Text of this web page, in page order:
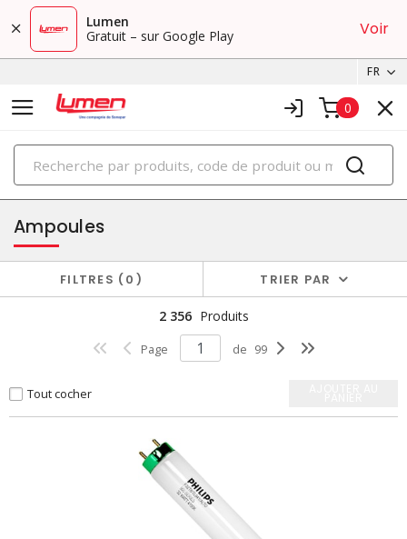
Lumen
Gratuit – sur Google Play
Voir
FR
0
PRODUITS
éclairage
Ampoules
FILTRES 0 TRIER PAR
2 356 Produits
Page de 99
Tout cocher